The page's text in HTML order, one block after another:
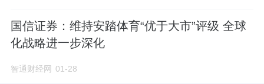
元。值得一提的是，2025年，一创投行获批“银
行间市场非金融企业债务融资工具一般主承销
商”资格，打通交易所与银行间两大核心债券市
国信证券：维持安踏体育“优于大市”评级 全球
化战略进一步深化
智通财经网 01-28